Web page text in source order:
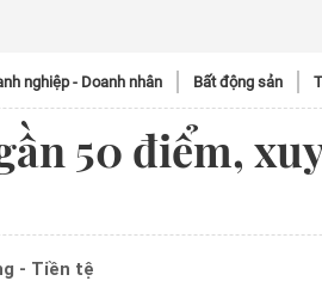
nghiệp - Doanh nhân Bất động sản
50 điểm,
- Tiền tệ